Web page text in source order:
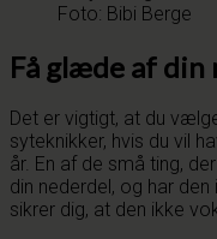
Foto: Bibi Berge
Få glæde af din
Det er vigtigt, at du
syteknikker, hvis du vil
år. En af de små ting,
din nederdel, og har
sikrer dig, at den ikke